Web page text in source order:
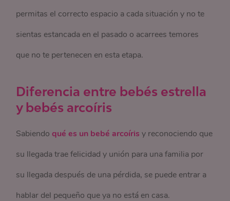
permitas el correcto espacio a cada situación y no te
sientas estancada en el pasado o acarrees temores
que no te pertenecen en esta etapa.
Diferencia entre bebés estrella
y bebés arcoíris
Sabiendoqué es un bebé arcoíris y reconociendo que
su llegada trae felicidad y unión para una familia por
su llegada después de una pérdida, se puede entrar a
hablar del pequeño que ya no está en casa.